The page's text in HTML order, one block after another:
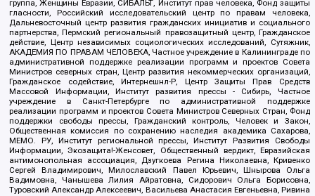
группа, Женщины Евразии, СИБАЛЬТ, Институт прав человека, Фонд защиты
гласности, Российский исследовательский центр по правам человека,
Дальневосточный центр развития гражданских инициатив и социального
партнерства, Пермский региональный правозащитный центр, Гражданское
действие, Центр независимых социологических исследований, Сутяжник,
АКАДЕМИЯ ПО ПРАВАМ ЧЕЛОВЕКА, Частное учреждение в Калининграде по
административной поддержке реализации программ и проектов Совета
Министров северных стран, Центр развития некоммерческих организаций,
Гражданское содействие, Интернешнл-Р, Центр Защиты Прав Средств
Массовой Информации, Институт развития прессы - Сибирь, Частное
учреждение в Санкт-Петербурге по административной поддержке
реализации программ и проектов Совета Министров Северных Стран, Фонд
поддержки свободы прессы, Гражданский контроль, Человек и Закон,
Общественная комиссия по сохранению наследия академика Сахарова,
МЕМО. РУ, Институт региональной прессы, Институт Развития Свободы
Информации, Экозащита!-Женсовет, Общественный вердикт, Евразийская
антимонопольная ассоциация, Дзугкоева Регина Николаевна, Кривенко
Сергей Владимирович, Милославский Павел Юрьевич, Шнырова Ольга
Вадимовна, Чанышева Лилия Айратовна, Сидорович Ольга Борисовна,
Туровский Александр Алексеевич, Васильева Анастасия Евгеньевна, Ривина